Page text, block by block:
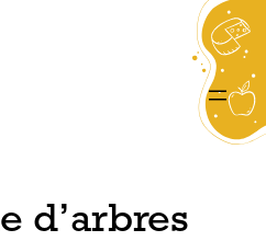
d’arbres